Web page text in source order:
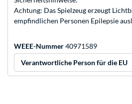
Achtung: Das Spielzeug erzeugt
empfindlichen Personen Epilepsie
WEEE-Nummer40971589
Verantwortliche Person für die EU